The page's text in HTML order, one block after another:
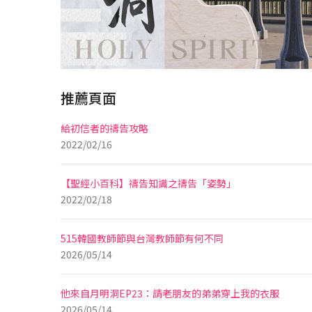
推薦頁面
給初信者的禱告攻略
2022/02/16
【聖經小百科】禱告知識之禱告「姿勢」
2022/02/18
515韓國教師節與台灣教師節有何不同
2026/05/14
他來自月明洞EP23：請老朋友的弟弟穿上我的衣服
2026/05/14